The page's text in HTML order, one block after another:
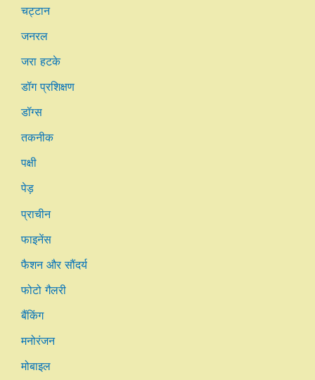
चट्टान
जनरल
जरा हटके
डॉग प्रशिक्षण
डॉग्स
तकनीक
पक्षी
पेड़
प्राचीन
फाइनेंस
फैशन और सौंदर्य
फोटो गैलरी
बैंकिंग
मनोरंजन
मोबाइल